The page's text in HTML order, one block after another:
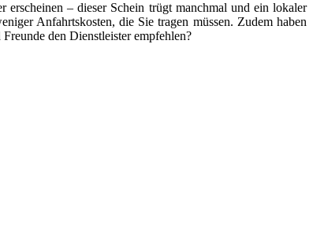
– dieser Schein trügt manchmal und ein lokaler
Anfahrtskosten, die Sie tragen müssen. Zudem haben
den Dienstleister empfehlen?